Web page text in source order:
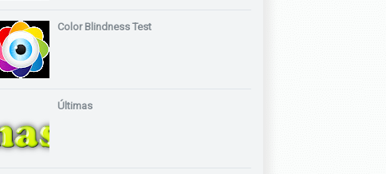
Color Blindness Test
Últimas